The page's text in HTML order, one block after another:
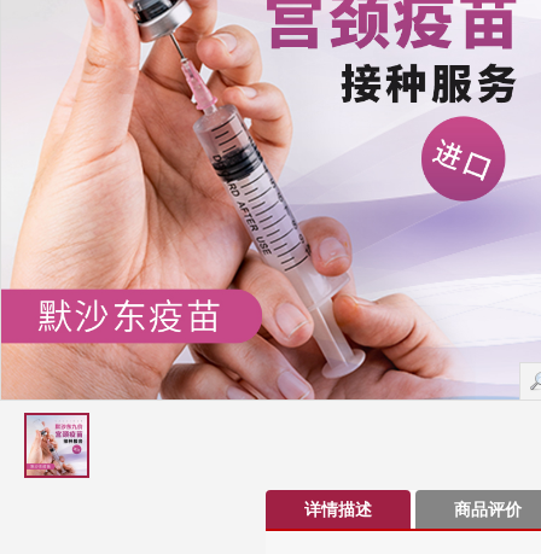
详情描述 商品评价